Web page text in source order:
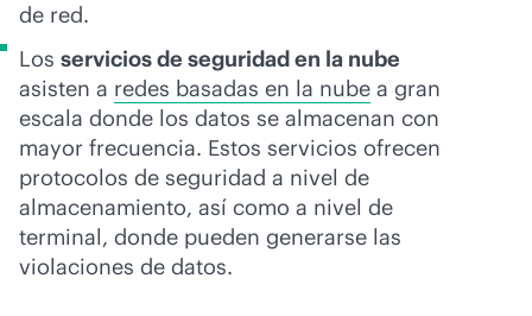
de red.
Los servicios de seguridad en la nube
asisten a redes basadas en la nube a gran
escala donde los datos se almacenan con
mayor frecuencia. Estos servicios ofrecen
protocolos de seguridad a nivel de
almacenamiento, así como a nivel de
terminal, donde pueden generarse las
violaciones de datos.